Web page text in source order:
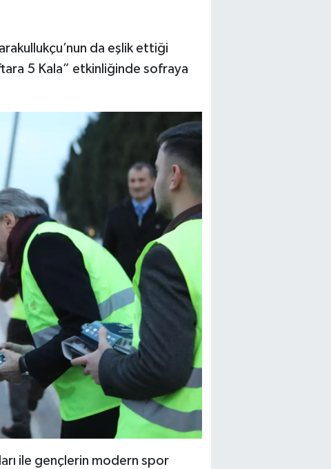
da eşlik ettiği
5 Kala” etkinliğinde sofraya
ile gençlerin modern spor